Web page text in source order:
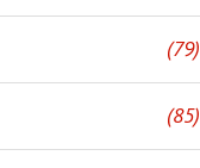
(79)
(85)